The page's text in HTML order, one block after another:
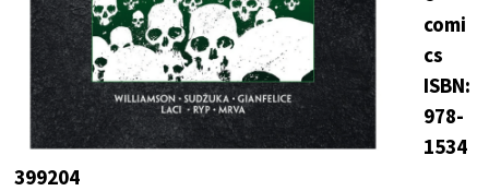
comi
cs
ISBN:
978-
1534
399204